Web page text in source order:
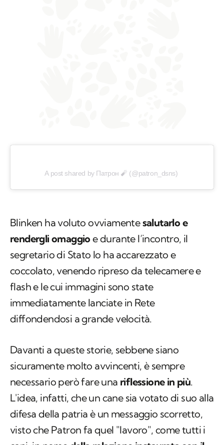
A post shared by Патрон 🧨 (@patron_dsns)
Blinken ha voluto ovviamentesalutarlo e
rendergli omaggio e durante l’incontro, il
segretario di Stato lo ha accarezzato e
coccolato, venendo ripreso da telecamere e
flash e le cui immagini sono state
immediatamente lanciate in Rete
diffondendosi a grande velocità.
Davanti a queste storie, sebbene siano
sicuramente molto avvincenti, è sempre
necessario però fare una riflessione in più.
L'idea, infatti, che un cane sia votato di suo alla
difesa della patria è un messaggio scorretto,
visto che Patron fa quel "lavoro", come tutti i